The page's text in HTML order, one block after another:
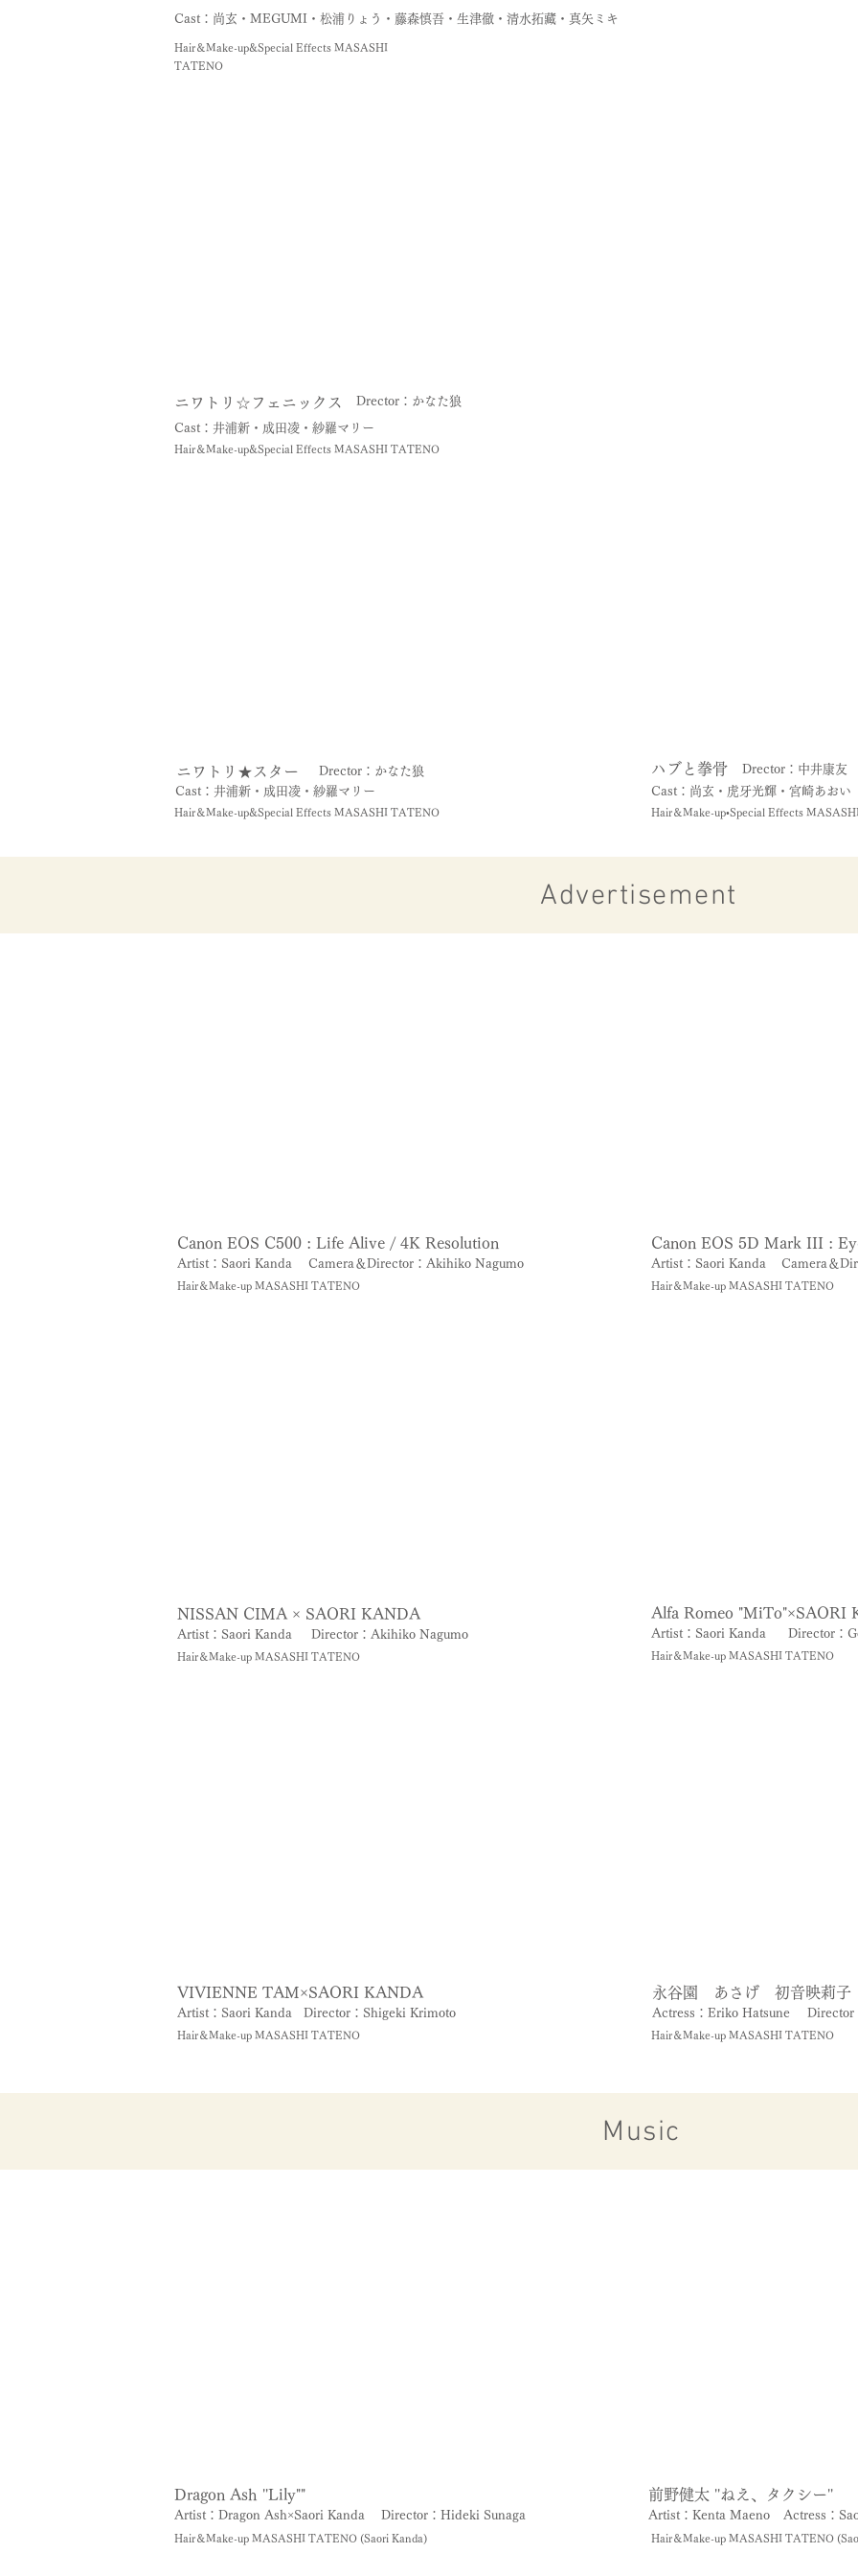
Cast：尚玄・MEGUMI・松浦りょう・藤森慎吾・生津徹・清水拓藏・真矢ミキ
Hair＆Make-up&Special Effects MASASHI
TATENO
ニワトリ☆フェニックス Drector：かなた狼
Cast：井浦新・成田凌・紗羅マリー
Hair＆Make-up&Special Effects MASASHI TATENO
ニワトリ★スター
Drector：かなた狼
Cast：井浦新・成田凌・紗羅マリー
Hair＆Make-up&Special Effects MASASHI TATENO
ハブと拳骨
Drector：中井康友
Cast：尚玄・虎牙光輝・宮崎あおい
Hair＆Make-up•Special Effects
Advertisement
Canon EOS C500 : Life Alive / 4K Resolution
Artist：Saori Kanda Camera＆Director：Akihiko Nagumo
Hair＆Make-up MASASHI TATENO
Canon EOS 5D Mark III :
Artist：Saori Kanda Camera＆
Hair＆Make-up MASASHI TATENO
NISSAN CIMA × SAORI KANDA
Artist：Saori Kanda Director：Akihiko Nagumo
Hair＆Make-up MASASHI TATENO
Alfa Romeo "MiTo"×SAORI
Artist：Saori Kanda Director：
Hair＆Make-up MASASHI TATENO
VIVIENNE TAM×SAORI KANDA
Artist：Saori Kanda Director：Shigeki Krimoto
Hair＆Make-up MASASHI TATENO
永谷園 あさげ 初音映莉子
Actress：Eriko Hatsune Director
Hair＆Make-up MASASHI TATENO
Music
Dragon Ash ''Lily""
Artist：Dragon Ash×Saori Kanda Director：Hideki Sunaga
Hair＆Make-up MASASHI TATENO (Saori Kanda)
前野健太 ''ねえ、タクシー''
Artist：Kenta Maeno Actress：
Hair＆Make-up MASASHI TATENO